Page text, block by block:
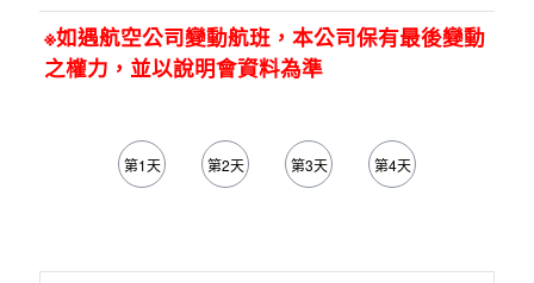
※如遇航空公司變動航班，本公司保有最後變動
之權力，並以說明會資料為準
第1天 第2天 第3天 第4天